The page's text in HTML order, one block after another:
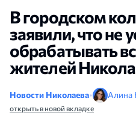
В городском
заявили, что не
обрабатывать
жителей
Новости Николаева• Алина
открыть в новой вкладке